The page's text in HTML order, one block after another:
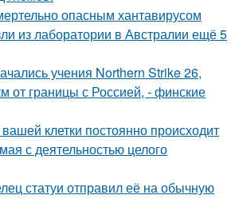
опасным хантавирусом
из лаборатории в Австралии ещё 5
учения Northern Strike 26,
от границы с Россией, - финские
клетки постоянно происходит
с деятельностью целого
статуи отправил её на обычную